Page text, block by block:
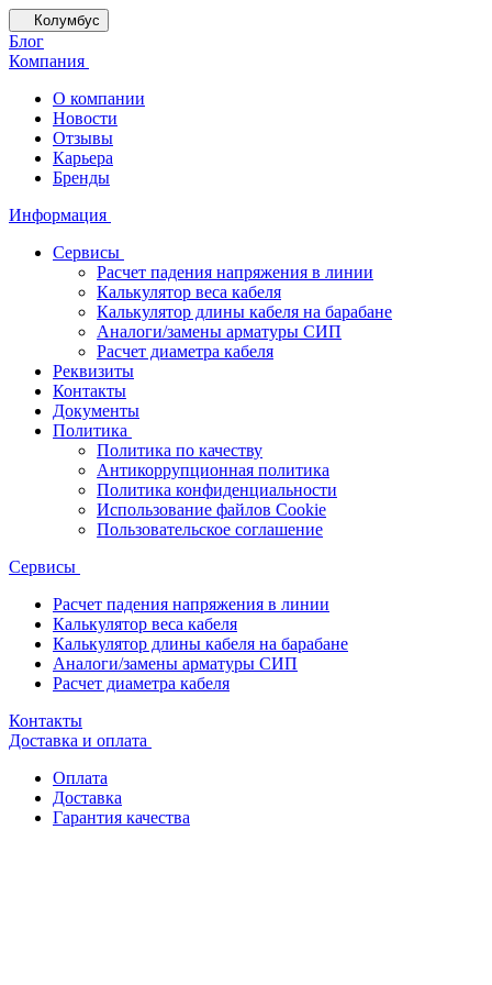
Колумбус
Блог
Компания
О компании
Новости
Отзывы
Карьера
Бренды
Информация
Сервисы
Расчет падения напряжения в линии
Калькулятор веса кабеля
Калькулятор длины кабеля на барабане
Аналоги/замены арматуры СИП
Расчет диаметра кабеля
Реквизиты
Контакты
Документы
Политика
Политика по качеству
Антикоррупционная политика
Политика конфиденциальности
Использование файлов Cookie
Пользовательское соглашение
Сервисы
Расчет падения напряжения в линии
Калькулятор веса кабеля
Калькулятор длины кабеля на барабане
Аналоги/замены арматуры СИП
Расчет диаметра кабеля
Контакты
Доставка и оплата
Оплата
Доставка
Гарантия качества